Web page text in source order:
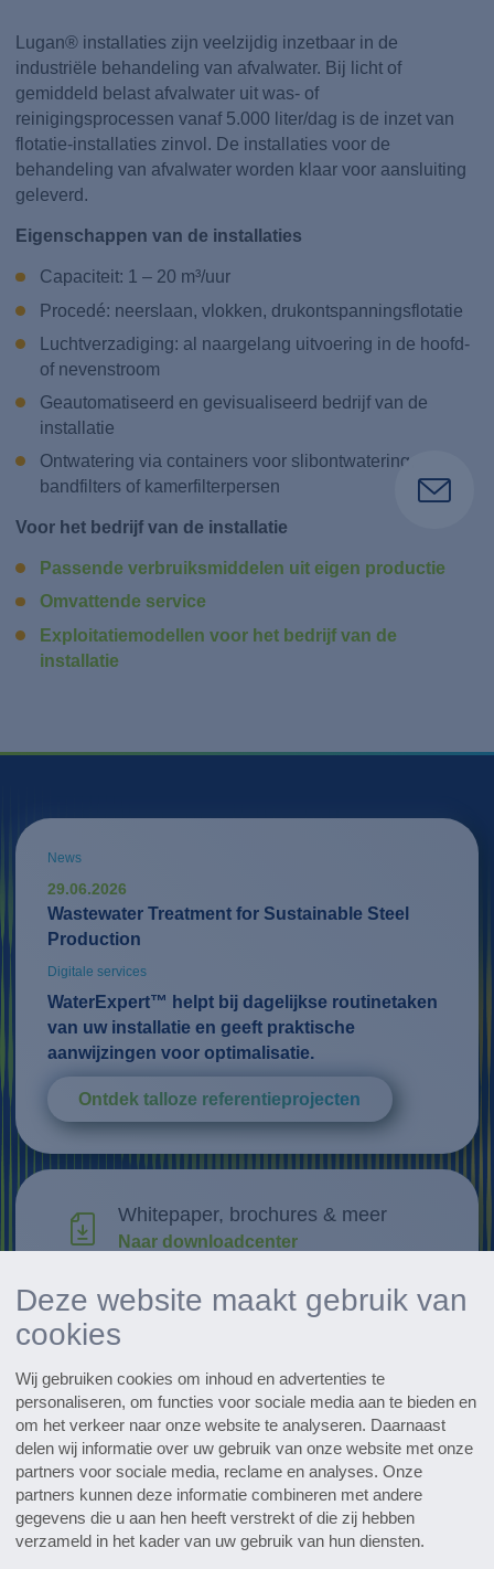
Deze website maakt gebruik van
cookies
Wij gebruiken cookies om inhoud en advertenties te
personaliseren, om functies voor sociale media aan te bieden en
om het verkeer naar onze website te analyseren. Daarnaast
delen wij informatie over uw gebruik van onze website met onze
partners voor sociale media, reclame en analyses. Onze
partners kunnen deze informatie combineren met andere
gegevens die u aan hen heeft verstrekt of die zij hebben
verzameld in het kader van uw gebruik van hun diensten.
Lugan® installaties zijn veelzijdig inzetbaar in de
industriële behandeling van afvalwater. Bij licht of
gemiddeld belast afvalwater uit was- of
reinigingsprocessen vanaf 5.000 liter/dag is de inzet van
flotatie-installaties zinvol. De installaties voor de
behandeling van afvalwater worden klaar voor aansluiting
geleverd.
Eigenschappen van de installaties
Capaciteit: 1 – 20 m³/uur
Procedé: neerslaan, vlokken, drukontspanningsflotatie
Luchtverzadiging: al naargelang uitvoering in de hoofd-
of nevenstroom
Geautomatiseerd en gevisualiseerd bedrijf van de
installatie
Ontwatering via containers voor slibontwatering,
bandfilters of kamerfilterpersen
Voor het bedrijf van de installatie
Passende verbruiksmiddelen uit eigen productie
Omvattende service
Exploitatiemodellen voor het bedrijf van de
installatie
News
29.06.2026
Wastewater Treatment for Sustainable Steel
Production
Digitale services
WaterExpert™ helpt bij dagelijkse routinetaken
van uw installatie en geeft praktische
aanwijzingen voor optimalisatie.
Ontdek talloze referentieprojecten
Whitepaper, brochures & meer
Naar downloadcenter
Research & Development
Ontdek innovaties
Alle evenementen in een oogopslag
Naar de data
Subscribe to the pharmaceutical
newsletter